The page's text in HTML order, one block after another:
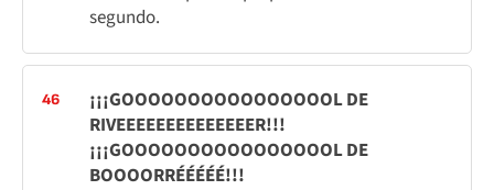
segundo.
46
¡¡¡GOOOOOOOOOOOOOOOOL DE
RIVEEEEEEEEEEEEEER!!!
¡¡¡GOOOOOOOOOOOOOOOOL DE
BOOOORRÉÉÉÉÉ!!!